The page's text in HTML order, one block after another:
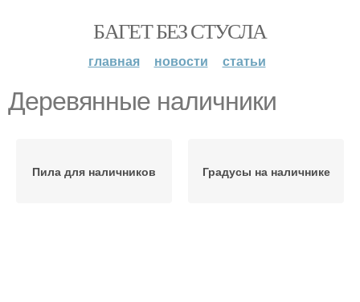
БАГЕТ БЕЗ СТУСЛА
главная новости статьи
Деревянные наличники
Пила для наличников Градусы на наличнике